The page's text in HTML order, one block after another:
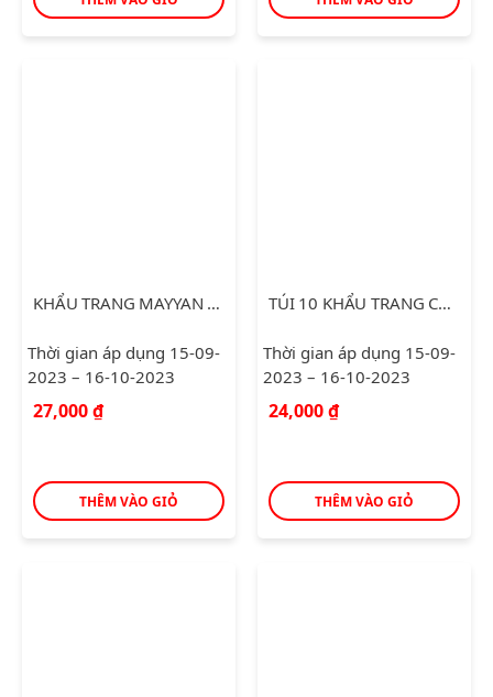
KHẨU TRANG MAYYAN 3D MASK MEDILER
Thời gian áp dụng 15-09-
2023 – 16-10-2023
27,000₫
THÊM VÀO GIỎ
TÚI 10 KHẨU TRANG CARBON THAN HOAT TÍNH 4 LỚP
Thời gian áp dụng 15-09-
2023 – 16-10-2023
24,000₫
THÊM VÀO GIỎ